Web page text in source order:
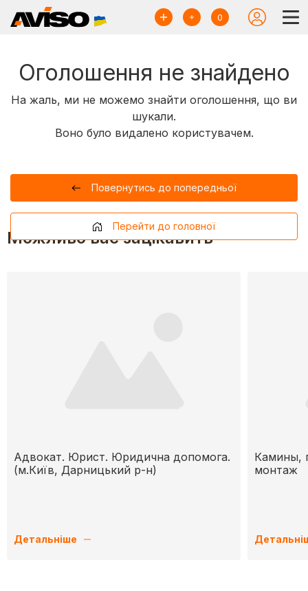
0
Оголошення не знайдено
На жаль, ми не можемо знайти оголошення, що ви
шукали.
Воно було видалено користувачем.
Повернутись до попередньої
Перейти до головної
Можливо вас зацікавить
Адвокат. Юрист. Юридична допомога.
(м.Київ, Дарницький р-н)
Детальніше
Камины,
монтаж